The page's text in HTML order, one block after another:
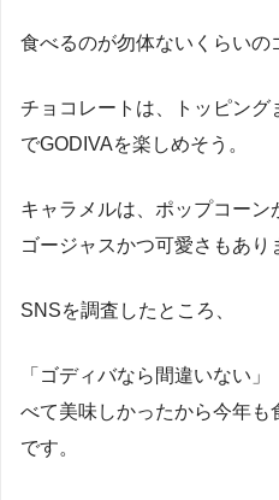
食べるのが勿体ないくらいの
チョコレートは、トッピング
でGODIVAを楽しめそう。
キャラメルは、ポップコーン
ゴージャスかつ可愛さもあり
SNSを調査したところ、
「ゴディバなら間違いない
べて美味しかったから今年も
です。